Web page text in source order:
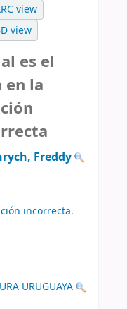
view
view
es el
en la
Freddy
incorrecta.
URUGUAYA